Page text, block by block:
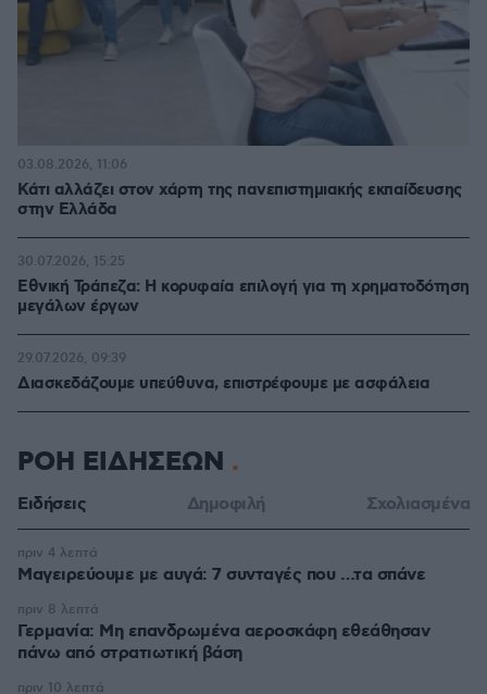
Κάτι αλλάζει στον χάρτη της πανεπιστημιακής εκπαίδευσης
στην Ελλάδα
03.08.2026, 11:06
Εθνική Τράπεζα: Η κορυφαία επιλογή για τη χρηματοδότηση
μεγάλων έργων
30.07.2026, 15:25
Διασκεδάζουμε υπεύθυνα, επιστρέφουμε με ασφάλεια
29.07.2026, 09:39
ΡΟΗ ΕΙΔΗΣΕΩΝ
Ειδήσεις Δημοφιλή Σχολιασμένα
Μαγειρεύουμε με αυγά: 7 συνταγές που …τα σπάνε
πριν 4 λεπτά
Γερμανία: Μη επανδρωμένα αεροσκάφη εθεάθησαν
πάνω από στρατιωτική βάση
πριν 8 λεπτά
πριν 10 λεπτά